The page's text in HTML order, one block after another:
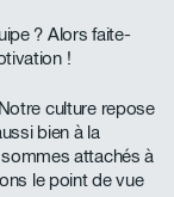
? Alors faite-
!
culture repose
bien à la
attachés à
le point de vue